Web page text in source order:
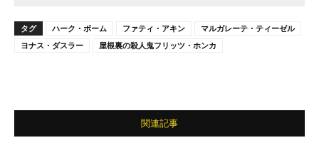
タグ ハーク・ボーム ファティ・アキン
マルガレーテ・ティーゼル
ヨナス・ダスラー
屋根裏の殺人鬼フリッツ・ホンカ
関連記事